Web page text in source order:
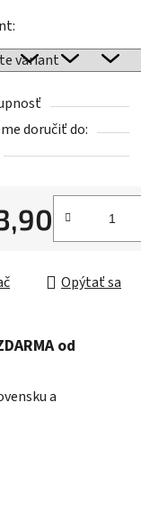
doručiť do:
cena:
Opýtať sa
od
a